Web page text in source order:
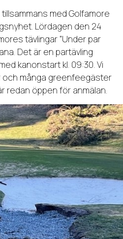
med Golfamore
Lördagen den 24
tävlingar ”Under par
Det är en partävling
kanonstart kl. 09:30. Vi
och många greenfeegäster
redan öppen för anmälan.